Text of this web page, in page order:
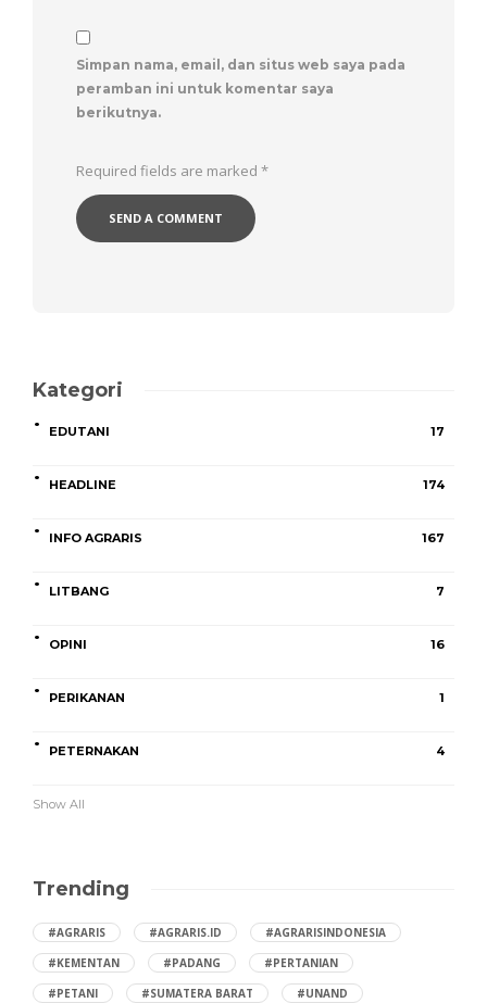
Simpan nama, email, dan situs web saya pada
peramban ini untuk komentar saya
berikutnya.
Required fields are marked *
Kategori
EDUTANI 17
HEADLINE 174
INFO AGRARIS 167
LITBANG 7
OPINI 16
PERIKANAN 1
PETERNAKAN 4
Show All
Trending
#AGRARIS #AGRARIS.ID
#AGRARISINDONESIA
#KEMENTAN
#PADANG
#PERTANIAN
#PETANI
#SUMATERA BARAT
#UNAND